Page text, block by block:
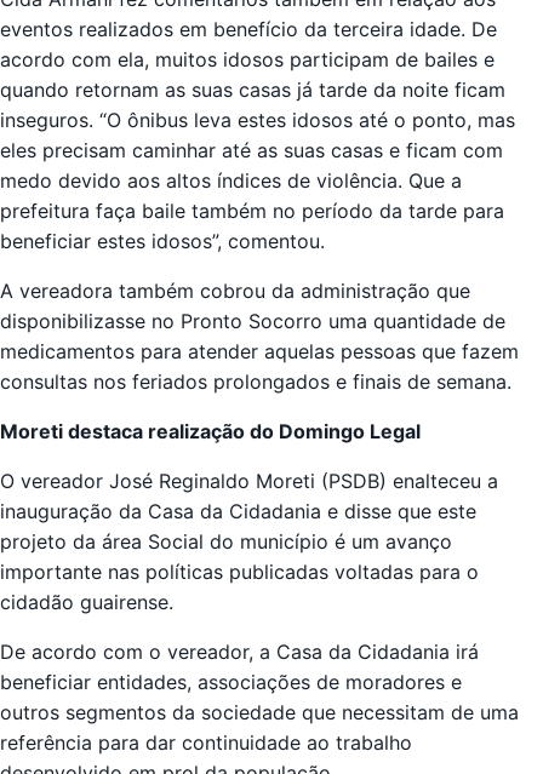
eventos realizados em benefício da terceira idade. De
acordo com ela, muitos idosos participam de bailes e
quando retornam as suas casas já tarde da noite ficam
inseguros. “O ônibus leva estes idosos até o ponto, mas
eles precisam caminhar até as suas casas e ficam com
medo devido aos altos índices de violência. Que a
prefeitura faça baile também no período da tarde para
beneficiar estes idosos”, comentou.
A vereadora também cobrou da administração que
disponibilizasse no Pronto Socorro uma quantidade de
medicamentos para atender aquelas pessoas que fazem
consultas nos feriados prolongados e finais de semana.
Moreti destaca realização do Domingo Legal
O vereador José Reginaldo Moreti (PSDB) enalteceu a
inauguração da Casa da Cidadania e disse que este
projeto da área Social do município é um avanço
importante nas políticas publicadas voltadas para o
cidadão guairense.
De acordo com o vereador, a Casa da Cidadania irá
beneficiar entidades, associações de moradores e
outros segmentos da sociedade que necessitam de uma
referência para dar continuidade ao trabalho